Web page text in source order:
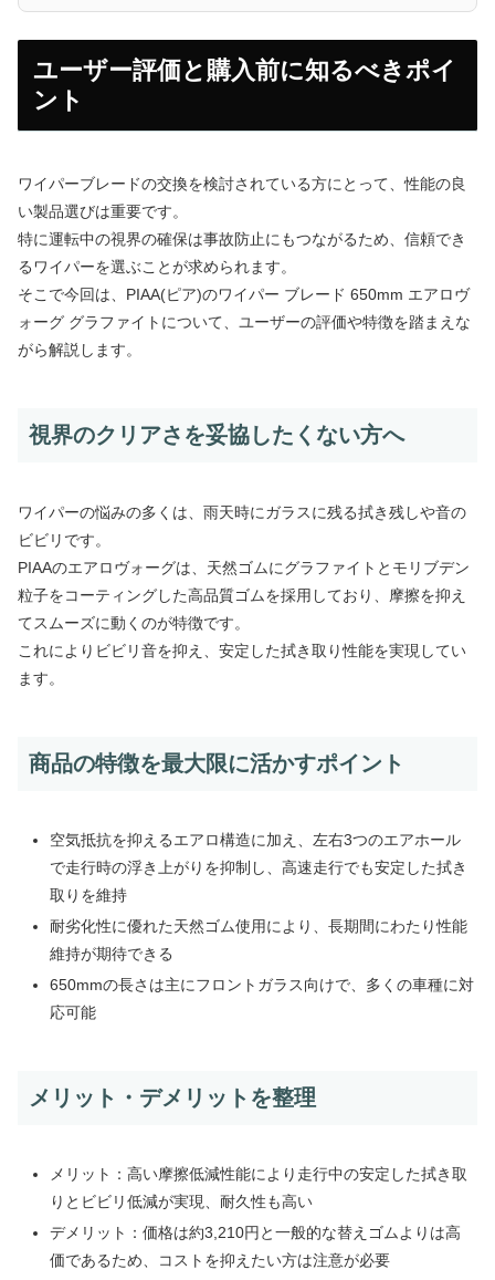
ユーザー評価と購入前に知るべきポイ
ント
ワイパーブレードの交換を検討されている方にとって、性能の良
い製品選びは重要です。
特に運転中の視界の確保は事故防止にもつながるため、信頼でき
るワイパーを選ぶことが求められます。
そこで今回は、PIAA(ピア)のワイパー ブレード 650mm エアロヴ
ォーグ グラファイトについて、ユーザーの評価や特徴を踏まえな
がら解説します。
視界のクリアさを妥協したくない方へ
ワイパーの悩みの多くは、雨天時にガラスに残る拭き残しや音の
ビビリです。
PIAAのエアロヴォーグは、天然ゴムにグラファイトとモリブデン
粒子をコーティングした高品質ゴムを採用しており、摩擦を抑え
てスムーズに動くのが特徴です。
これによりビビリ音を抑え、安定した拭き取り性能を実現してい
ます。
商品の特徴を最大限に活かすポイント
空気抵抗を抑えるエアロ構造に加え、左右3つのエアホール
で走行時の浮き上がりを抑制し、高速走行でも安定した拭き
取りを維持
耐劣化性に優れた天然ゴム使用により、長期間にわたり性能
維持が期待できる
650mmの長さは主にフロントガラス向けで、多くの車種に対
応可能
メリット・デメリットを整理
メリット：高い摩擦低減性能により走行中の安定した拭き取
りとビビリ低減が実現、耐久性も高い
デメリット：価格は約3,210円と一般的な替えゴムよりは高
価であるため、コストを抑えたい方は注意が必要